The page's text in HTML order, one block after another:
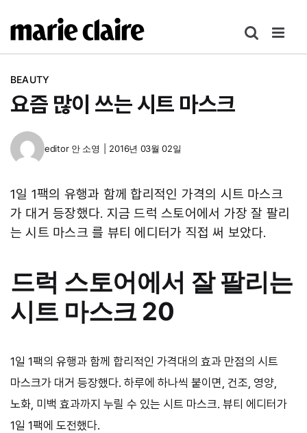
텐
BEAUTY
요즘 많이 쓰는 시트 마스크
editor 안 소영 2016년 03월 02일
1일 1팩의 유행과 함께 합리적인 가격의 시트 마스크
가 대거 등장했다. 지금 드럭 스토어에서 가장 잘 팔리
는 시트 마스크 를 뷰티 에디터가 직접 써 보았다.
드럭 스토어에서 잘 팔리는
시트 마스크 20
1일 1팩의 유행과 함께 합리적인 가격대의 효과 만점의 시트
마스크가 대거 등장했다. 하루에 하나씩 붙이면, 건조, 영양,
노화, 미백 효과까지 누릴 수 있는 시트 마스크. 뷰티 에디터가
1일 1팩에 도전했다.